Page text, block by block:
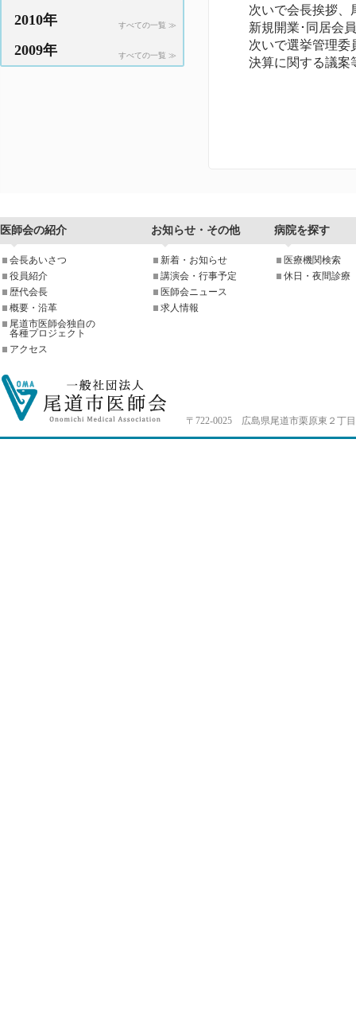
次いで会長挨拶、
新規開業･同居会
次いで選挙管理委
決算に関する議案
2010年 すべての一覧 ≫
2009年 すべての一覧 ≫
医師会の紹介 お知らせ・その他 病院を探す
会長あいさつ
役員紹介
歴代会長
概要・沿革
尾道市医師会独自の
各種プロジェクト
アクセス
新着・お知らせ
講演会・行事予定
医師会ニュース
求人情報
医療機関検索
休日・夜間診療
〒722-0025 広島県尾道市栗原東２丁